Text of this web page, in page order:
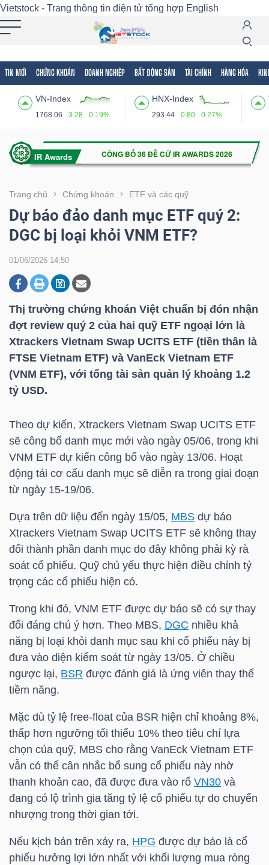
Vietstock - Trang thông tin điện tử tổng hợp English
TIN MỚI CHỨNG KHOÁN DOANH NGHIỆP BẤT ĐỘNG SẢN TÀI CHÍNH HÀNG HÓA
VN-Index
1768.06 3.28 0.19%
HNX-Index
293.44 0.80 0.27%
Trang chủ Chứng khoán ETF và các quỹ
Dự báo đảo danh mục ETF quý 2:
DGC bị loại khỏi VNM ETF?
01/06/2026 14:50
Thị trường chứng khoán Việt chuẩn bị đón nhận
đợt review quý 2 của hai quỹ ETF ngoại lớn là
Xtrackers Vietnam Swap UCITS ETF (tiền thân là
FTSE Vietnam ETF) và VanEck Vietnam ETF
(VNM ETF), với tổng tài sản quản lý khoảng 1.2
tỷ USD.
Theo dự kiến, Xtrackers Vietnam Swap UCITS ETF
sẽ công bố danh mục mới vào ngày 05/06, trong khi
VNM ETF dự kiến công bố vào ngày 13/06. Hoạt
động tái cơ cấu danh mục sẽ diễn ra trong giai đoạn
từ ngày 15-19/06.
Dựa trên dữ liệu đến ngày 15/05, MBS dự báo
Xtrackers Vietnam Swap UCITS ETF sẽ không thay
đổi thành phần danh mục do đây không phải kỳ rà
soát cổ phiếu. Quỹ chủ yếu thực hiện điều chỉnh tỷ
trọng các cổ phiếu hiện có.
Trong khi đó, VNM ETF được dự báo sẽ có sự thay
đổi đáng chú ý hơn. Theo MBS, DGC nhiều khả
năng bị loại khỏi danh mục sau khi cổ phiếu này bị
đưa vào diện kiểm soát từ ngày 13/05. Ở chiều
ngược lại, BSR được đánh giá là ứng viên thay thế
tiềm năng.
Mặc dù tỷ lệ free-float của BSR hiện chỉ khoảng 8%,
thấp hơn ngưỡng tối thiểu 10% theo tiêu chí lựa
chọn của quỹ, MBS cho rằng VanEck Vietnam ETF
vẫn có thể cân nhắc bổ sung cổ phiếu này nhờ
thanh khoản cao, đã được đưa vào rổ VN30 và
đang có lộ trình gia tăng tỷ lệ cổ phiếu tự do chuyển
nhượng trong thời gian tới.
Nếu kịch bản trên xảy ra, HPG được dự báo là cổ
phiếu hưởng lợi lớn nhất với khối lượng mua ròng
Tất cả Tính năng Ngành Mã chứng khoán
Tính
(-)
VIETSTOCK
CHỨNG
DOANH
NGHIỆP
TÀI
CHÍNH
HÀNG
HÓA
KINH
THẾ
ĐÔNG
DƯƠNG
TÀI
CHÍNH